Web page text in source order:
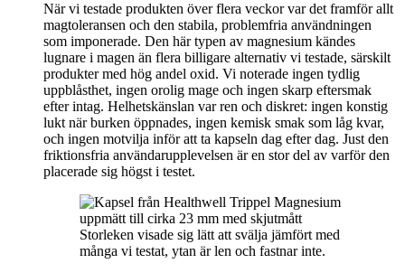
När vi testade produkten över flera veckor var det framför allt
magtoleransen och den stabila, problemfria användningen
som imponerade. Den här typen av magnesium kändes
lugnare i magen än flera billigare alternativ vi testade, särskilt
produkter med hög andel oxid. Vi noterade ingen tydlig
uppblåsthet, ingen orolig mage och ingen skarp eftersmak
efter intag. Helhetskänslan var ren och diskret: ingen konstig
lukt när burken öppnades, ingen kemisk smak som låg kvar,
och ingen motvilja inför att ta kapseln dag efter dag. Just den
friktionsfria användarupplevelsen är en stor del av varför den
placerade sig högst i testet.
Storleken visade sig lätt att svälja jämfört med
många vi testat, ytan är len och fastnar inte.